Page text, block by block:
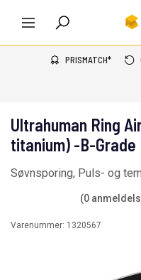
PRISMATCH*
Ultrahuman Ring
titanium) -B-Grade
Søvnsporing, Puls- og
(0
Varenummer: 1320567